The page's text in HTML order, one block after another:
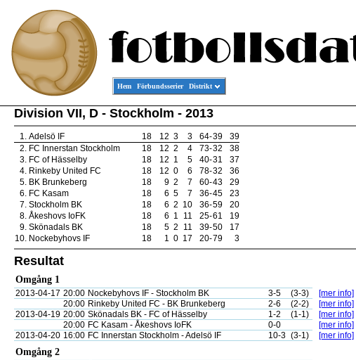
Hem Förbundsserier Distrikt
Division VII, D - Stockholm - 2013
1. Adelsö IF 18 12 3 3 64-39
39
2. FC Innerstan Stockholm 18 12 2 4 73-32
38
3. FC of Hässelby 18 12 1 5 40-31
37
4. Rinkeby United FC 18 12 0 6 78-32
36
5. BK Brunkeberg 18 9 2 7 60-43
29
6. FC Kasam 18 6 5 7 36-45
23
7. Stockholm BK 18 6 2 10 36-59
20
8. Åkeshovs IoFK 18 6 1 11 25-61
19
9. Skönadals BK 18 5 2 11 39-50
17
10. Nockebyhovs IF 18 1 0 17 20-79 3
Resultat
Omgång 1
2013-04-17 20:00 Nockebyhovs IF - Stockholm BK 3-5 (3-3)
[mer info]
20:00 Rinkeby United FC - BK Brunkeberg 2-6 (2-2)
[mer info]
2013-04-19 20:00 Skönadals BK - FC of Hässelby 1-2 (1-1)
[mer info]
20:00 FC Kasam - Åkeshovs IoFK 0-0
[mer info]
2013-04-20 16:00 FC Innerstan Stockholm - Adelsö IF 10-3 (3-1) [mer info]
Omgång 2